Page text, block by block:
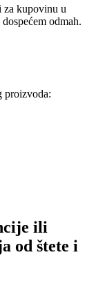
za kupovinu u
odmah.
proizvoda:
ili
od štete i